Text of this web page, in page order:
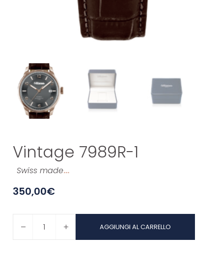
Vintage 7989R-1
Swiss made…
350,00€
AGGIUNGI AL CARRELLO